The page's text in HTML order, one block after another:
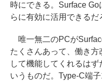
時にできる。Surface
らに有効に活用できるだ
唯一無二のPCが
たくさんあって、働き方
して機能してくれるは
いうものだ。Type-C端